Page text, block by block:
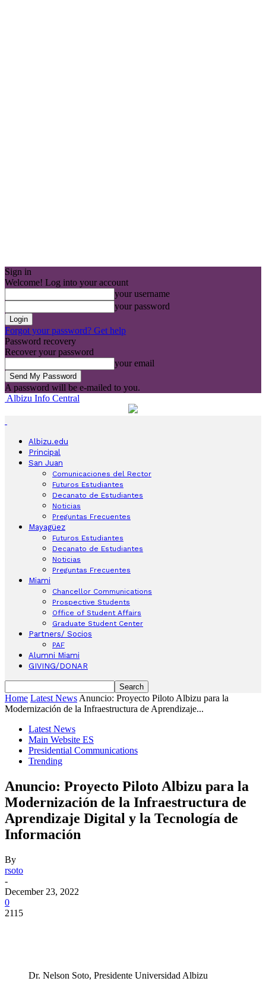
Sign in
Welcome! Log into your account
your username
your password
Forgot your password? Get help
Password recovery
Recover your password
your email
A password will be e-mailed to you.
Albizu Info Central
Albizu.edu
Principal
San Juan
Comunicaciones del Rector
Futuros Estudiantes
Decanato de Estudiantes
Noticias
Preguntas Frecuentes
Mayagüez
Futuros Estudiantes
Decanato de Estudiantes
Noticias
Preguntas Frecuentes
Miami
Chancellor Communications
Prospective Students
Office of Student Affairs
Graduate Student Center
Partners/ Socios
PAF
Alumni Miami
GIVING/DONAR
Home Latest News Anuncio: Proyecto Piloto Albizu para la
Modernización de la Infraestructura de Aprendizaje...
Latest News
Main Website ES
Presidential Communications
Trending
Anuncio: Proyecto Piloto Albizu para la
Modernización de la Infraestructura de
Aprendizaje Digital y la Tecnología de
Información
By
rsoto
-
December 23, 2022
0
2115
Dr. Nelson Soto, Presidente Universidad Albizu